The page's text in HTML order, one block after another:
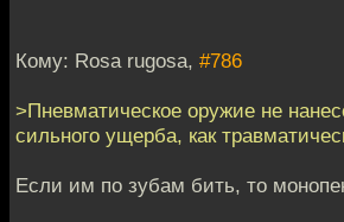
Кому: Rosa rugosa, #786
>Пневматическое оружие не
сильного ущерба, как
Если им по зубам бить, то